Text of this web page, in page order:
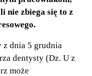
nie zbiega się to z
z dnia 5 grudnia
dentysty (Dz. U z
może